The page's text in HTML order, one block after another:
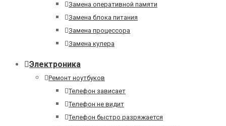
Замена оперативной памяти
Замена блока питания
Замена процессора
Замена кулера
Электроника
Ремонт ноутбуков
Телефон зависает
Телефон не видит
Телефон быстро разряжается